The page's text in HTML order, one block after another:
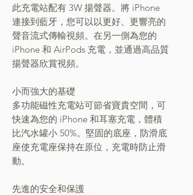
此充電站配有 3W 揚聲器。將 iPhone
連接到藍牙，您可以以更好、更響亮的
聲音流式傳輸視頻。在另一側為您的
iPhone 和 AirPods 充電，並通過高品質
揚聲器欣賞視頻。
小而強大的基礎
多功能磁性充電站可節省寶貴空間，可
快速為您的 iPhone 和耳塞充電，體積
比汽水罐小 50%。堅固的底座，防滑底
座使充電座保持在原位，充電時防止滑
動。
先進的安全和保護